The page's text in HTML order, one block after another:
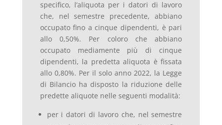
specifico, l’aliquota per i datori di lavoro
che, nel semestre precedente, abbiano
occupato fino a cinque dipendenti, è pari
allo 0,50%. Per coloro che abbiano
occupato mediamente più di cinque
dipendenti, la predetta aliquota è fissata
allo 0,80%. Per il solo anno 2022, la Legge
di Bilancio ha disposto la riduzione delle
predette aliquote nelle seguenti modalità:
per i datori di lavoro che, nel semestre